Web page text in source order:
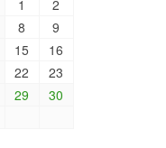
1
2
8
9
15
16
22
23
29
30